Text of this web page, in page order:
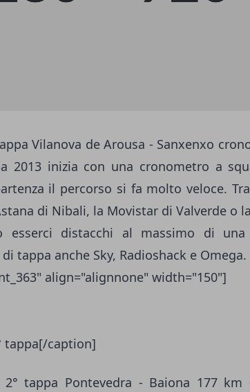
Vilanova de Arousa - Sanxenxo
2013 inizia con una cronometro a
il percorso si fa molto veloce.
di Nibali, la Movistar di Valverde o
esserci distacchi al massimo di
tappa anche Sky, Radioshack e Omega.
align="alignnone" width="150"]
tappa[/caption]
2° tappa Pontevedra - Baiona 177 km